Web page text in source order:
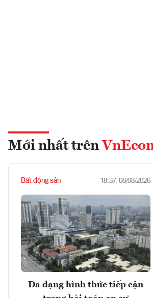
Mới nhất trên
Bất động sản 18:37, 08/08/2026
Đa dạng hình thức tiếp cận